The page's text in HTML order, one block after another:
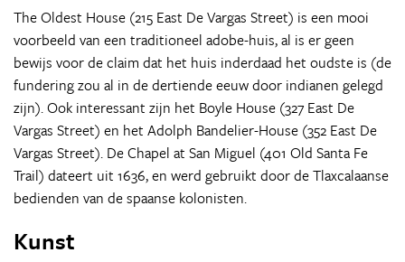
The Oldest House (215 East De Vargas Street) is een mooi
voorbeeld van een traditioneel adobe-huis, al is er geen
bewijs voor de claim dat het huis inderdaad het oudste is (de
fundering zou al in de dertiende eeuw door indianen gelegd
zijn). Ook interessant zijn het Boyle House (327 East De
Vargas Street) en het Adolph Bandelier-House (352 East De
Vargas Street). De Chapel at San Miguel (401 Old Santa Fe
Trail) dateert uit 1636, en werd gebruikt door de Tlaxcalaanse
bedienden van de spaanse kolonisten.
Kunst